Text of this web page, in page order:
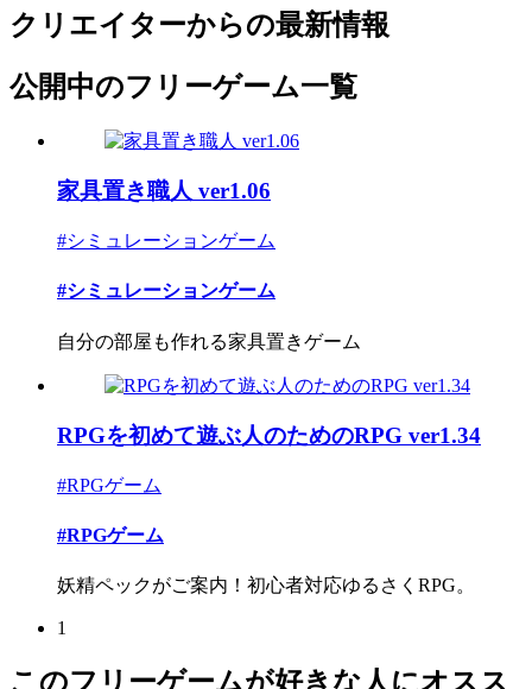
クリエイターからの最新情報
公開中のフリーゲーム一覧
家具置き職人 ver1.06
#シミュレーションゲーム
#シミュレーションゲーム
自分の部屋も作れる家具置きゲーム
RPGを初めて遊ぶ人のためのRPG ver1.34
#RPGゲーム
#RPGゲーム
妖精ペックがご案内！初心者対応ゆるさくRPG。
1
このフリーゲームが好きな人にオスス